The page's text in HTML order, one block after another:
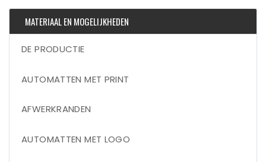
MATERIAAL EN MOGELIJKHEDEN
DE PRODUCTIE
AUTOMATTEN MET PRINT
AFWERKRANDEN
AUTOMATTEN MET LOGO